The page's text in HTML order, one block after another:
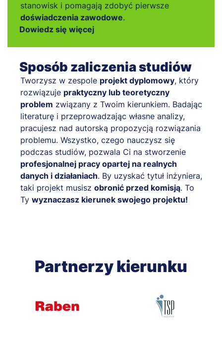
stanowisk i pomagają zdobyć pierwsze
doświadczenia zawodowe.
Dowiedz się więcej
Sposób zaliczenia studiów
Tworzysz w zespole projekt dyplomowy, który
rozwiązuje praktyczny lub teoretyczny
problem związany z Twoim kierunkiem. Badając
literaturę i przeprowadzając własne analizy,
pracujesz nad autorską propozycją rozwiązania
problemu. Wszystko, czego nauczysz się
podczas studiów, pozwala Ci na stworzenie
profesjonalnej pracy opartej na realnych
danych i działaniach. By uzyskać tytuł inżyniera,
taki projekt musisz obronić przed komisją. To
Ty wyznaczasz kierunek swojego projektu!
Partnerzy kierunku